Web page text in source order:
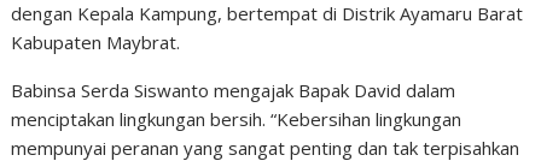
dengan Kepala Kampung, bertempat di Distrik Ayamaru Barat
Kabupaten Maybrat.
Babinsa Serda Siswanto mengajak Bapak David dalam
menciptakan lingkungan bersih. “Kebersihan lingkungan
mempunyai peranan yang sangat penting dan tak terpisahkan